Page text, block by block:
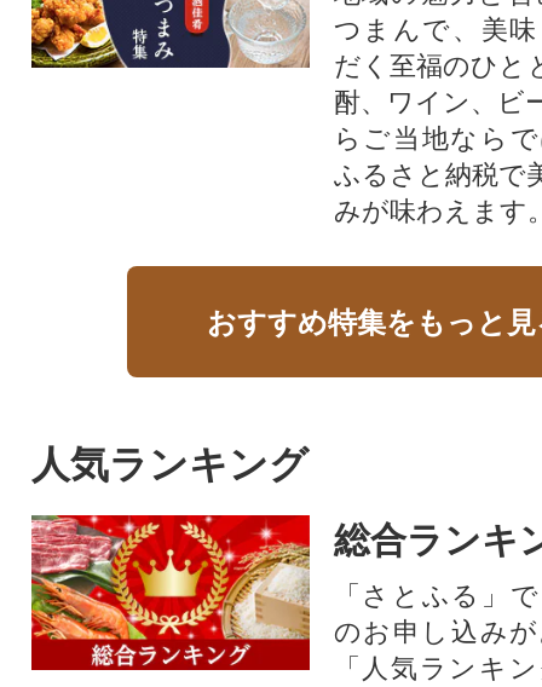
つまんで、美
だく至福のひと
酎、ワイン、ビ
らご当地なら
ふるさと納税で
みが味わえます
おすすめ特集をもっと
人気ランキング
総合ランキ
「さとふる」
のお申し込み
「人気ランキ